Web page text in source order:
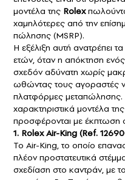
μοντέλα της Rolex
χαμηλότερες από την
πώλησης (MSRP).
Η εξέλιξη αυτή ανατρέπει
ετών, όταν η απόκτηση
σχεδόν αδύνατη χωρίς
ωθώντας τους αγοραστές
πλατφόρμες μεταπώλησης.
χαρακτηριστικά μοντέλα
προσφέρονται με έκπτωση
1. Rolex Air-King (Ref.
Το Air-King, το οποίο
πλέον προστατευτικά
σχεδίαση στο καντράν, με